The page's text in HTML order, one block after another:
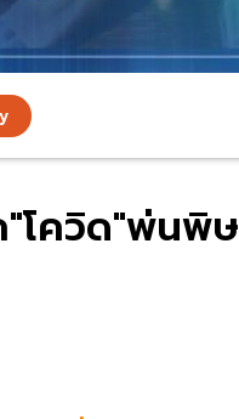
"โควิด"พ่นพิษ